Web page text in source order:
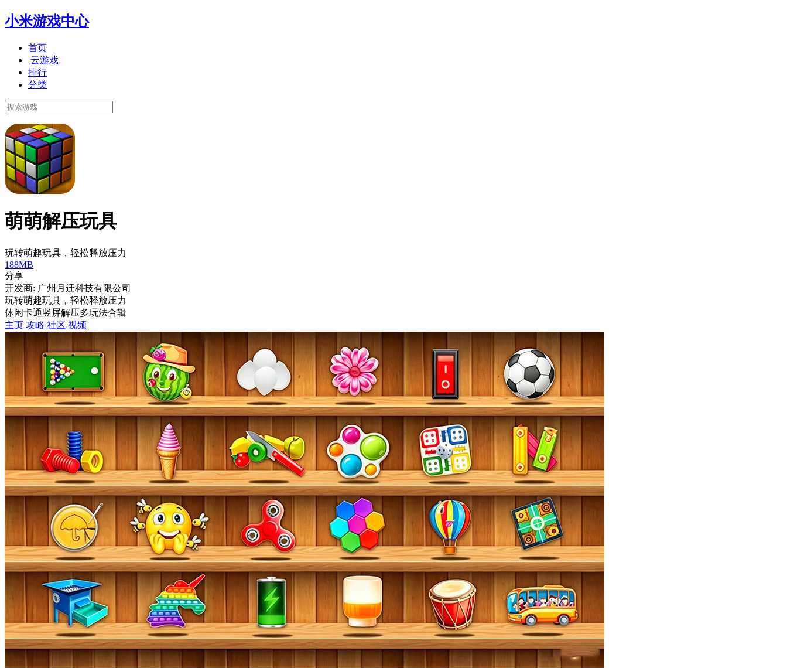
小米游戏中心
首页
云游戏
排行
分类
萌萌解压玩具
玩转萌趣玩具，轻松释放压力
188MB
分享
开发商: 广州月迁科技有限公司
玩转萌趣玩具，轻松释放压力
休闲卡通竖屏解压多玩法合辑
主页 攻略 社区 视频